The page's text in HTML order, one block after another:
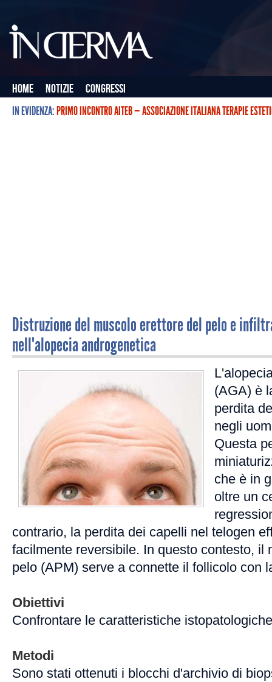
Home Notizie
Congressi
IN EVIDENZA:PRIMO INCONTRO AITEB — ASSOCIAZIONE ITALIANA TERAPIE
Distruzione del muscolo erettore del pelo e
nell'alopecia androgenetica
(AGA) è
perdita
negli
Questa
che è in
oltre un
contrario, la perdita dei capelli nel telogen
facilmente reversibile. In questo contesto, il
pelo (APM) serve a connette il follicolo con
Obiettivi
Confrontare le caratteristiche
Metodi
Sono stati ottenuti i blocchi d'archivio di